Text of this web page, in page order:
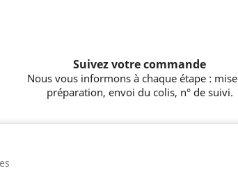
Suivez votre commande
Nous vous informons à chaque étape :
préparation, envoi du colis, n° de suivi.